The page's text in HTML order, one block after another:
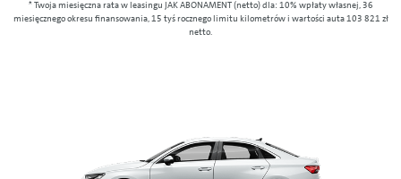
* Twoja miesięczna rata w leasingu JAK ABONAMENT (netto) dla: 10% wpłaty własnej, 36
miesięcznego okresu finansowania, 15 tyś rocznego limitu kilometrów i wartości auta 103 821 zł
netto.